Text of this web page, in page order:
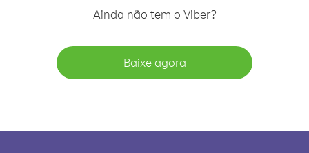
Ainda não tem o Viber?
Baixe agora